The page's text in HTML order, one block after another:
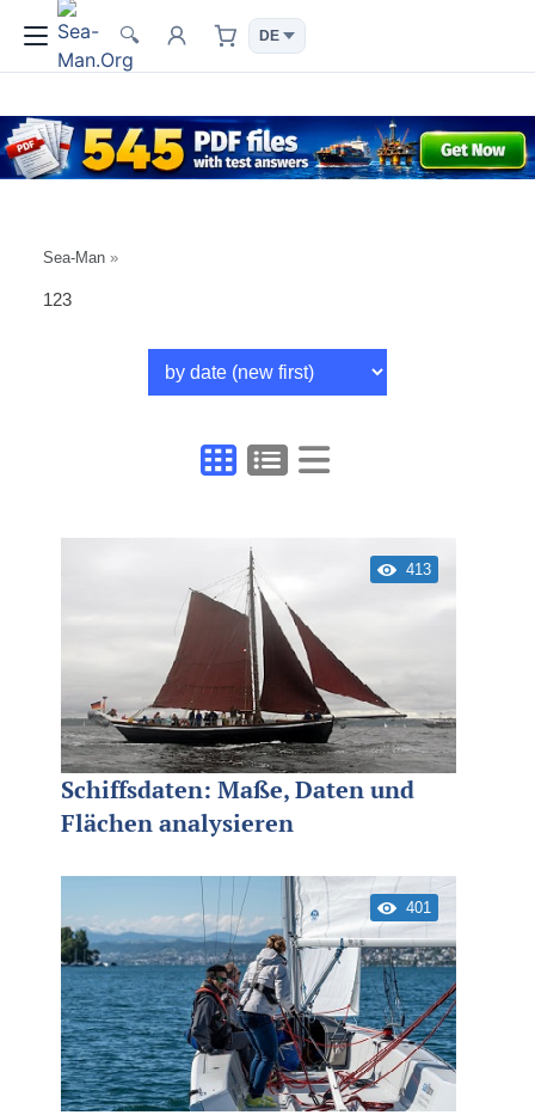
🔍
Sea-Man»
123
413
Schiffsdaten: Maße, Daten und
Flächen analysieren
401